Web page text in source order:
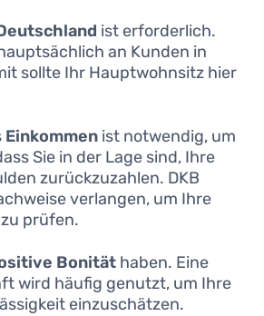
ist erforderlich.
an Kunden in
sollte Ihr Hauptwohnsitz hier
Einkommen ist notwendig, um
Sie in der Lage sind, Ihre
zurückzuzahlen. DKB
verlangen, um Ihre
prüfen.
Bonität haben. Eine
wird häufig genutzt, um Ihre
einzuschätzen.